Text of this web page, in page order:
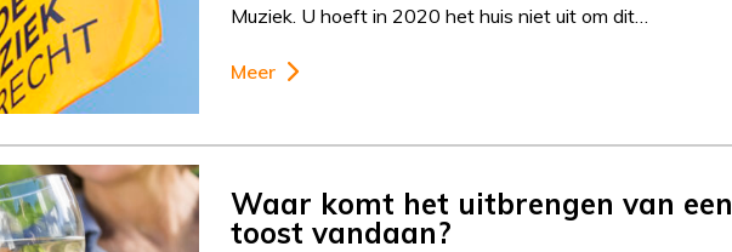
Muziek. U hoeft in 2020 het huis niet uit om dit…
Meer
Waar komt het uitbrengen van een
toost vandaan?